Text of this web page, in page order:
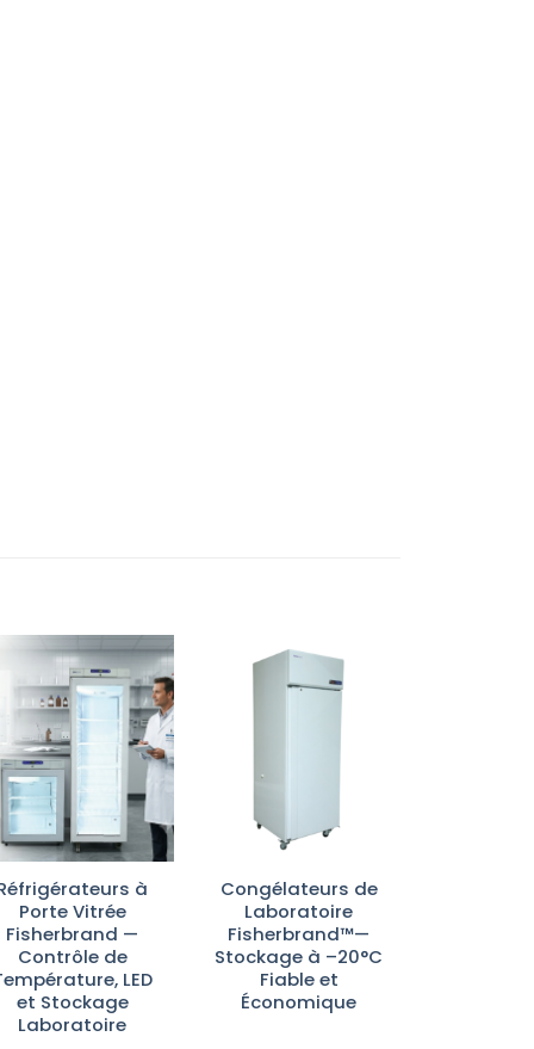
Ajouter
à la liste
d’envies
à
Porte Vitrée
Fisherbrand —
Contrôle de
LED
et Stockage
Laboratoire
Congélateurs de
Laboratoire
Fisherbrand™—
Stockage à –20°C
Fiable et
Économique